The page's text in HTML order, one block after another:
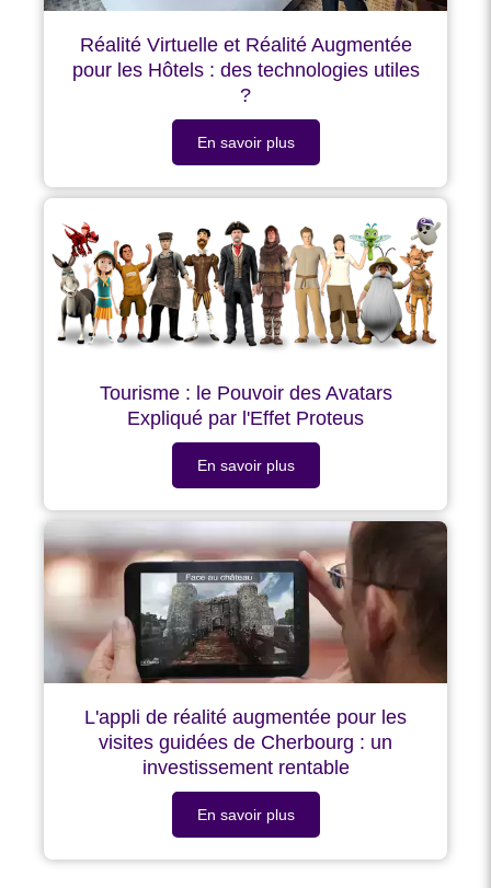
Réalité Virtuelle et Réalité Augmentée
pour les Hôtels : des technologies utiles
?
En savoir plus
Tourisme : le Pouvoir des Avatars
Expliqué par l'Effet Proteus
En savoir plus
L'appli de réalité augmentée pour les
visites guidées de Cherbourg : un
investissement rentable
En savoir plus